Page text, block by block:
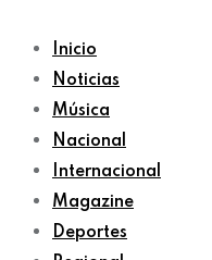
Inicio
Noticias
Música
Nacional
Internacional
Magazine
Deportes